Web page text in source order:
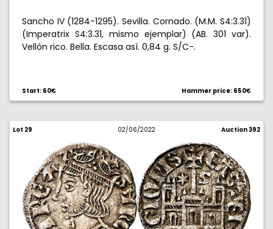
Sancho IV (1284-1295). Sevilla. Cornado. (M.M. S4:3.31)
(Imperatrix S4:3.31, mismo ejemplar) (AB. 301 var).
Vellón rico. Bella. Escasa así. 0,84 g. S/C-.
Start: 60€ Hammer price: 650€
Lot 29 02/06/2022 Auction 392